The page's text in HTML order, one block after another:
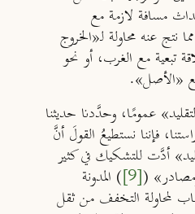
مسافة لازمة مع
نتج عنه محاولة لـ«الخروج
تبعية مع الغرب، أو نحو
«الأصل».
عمومًا، وحدَّدنا حديثنا
فإننا نستطيعُ القولَ أنَّ
أدَّت للتشكيك في كثير
(
[9] ) المدونة
لمحاولة التخفف من ثقل